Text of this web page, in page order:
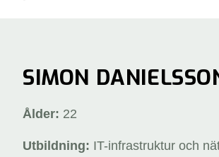
SIMON
Ålder: 22
Utbildning: IT-infrastruktur och